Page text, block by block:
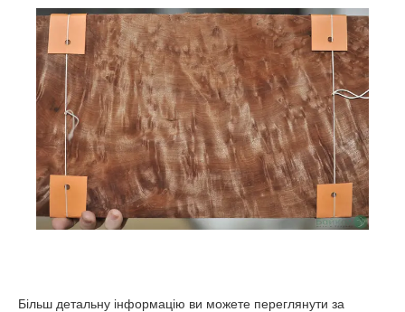
Більш детальну інформацію ви можете переглянути за